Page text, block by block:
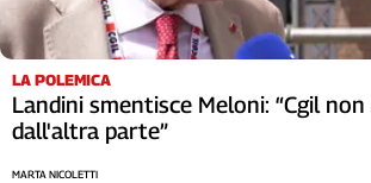
LA POLEMICA
Landini smentisce Meloni: “Cgil
dall'altra parte”
MARTA NICOLETTI